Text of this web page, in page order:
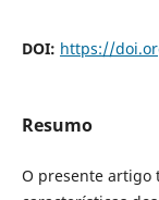
DOI: https://
Resumo
O presente artigo